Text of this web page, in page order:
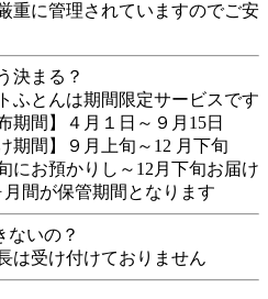
重に管理されていますのでご安
決まる？
ふとんは期間限定サービスです
期間】４月１日～９月15日
期間】９月上旬～12 月下旬
にお預かりし～12月下旬お届け
間が保管期間となります
ないの？
は受け付けておりません